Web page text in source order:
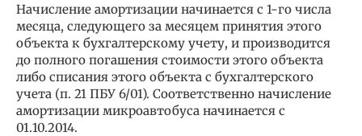
Начисление амортизации начинается с 1-го числа
месяца, следующего за месяцем принятия этого
объекта к бухгалтерскому учету, и производится
до полного погашения стоимости этого объекта
либо списания этого объекта с бухгалтерского
учета (п. 21 ПБУ 6/01). Соответственно начисление
амортизации микроавтобуса начинается с
01.10.2014.